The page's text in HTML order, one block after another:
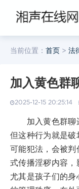
当前位置： 首页 > 法
加入黄色群
2025-12-15 20:25:14
加入黄色群聊违
但这种行为就是破
可能犯法，会被
式传播淫秽内容，
尤其是孩子们的